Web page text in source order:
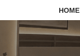
HOME